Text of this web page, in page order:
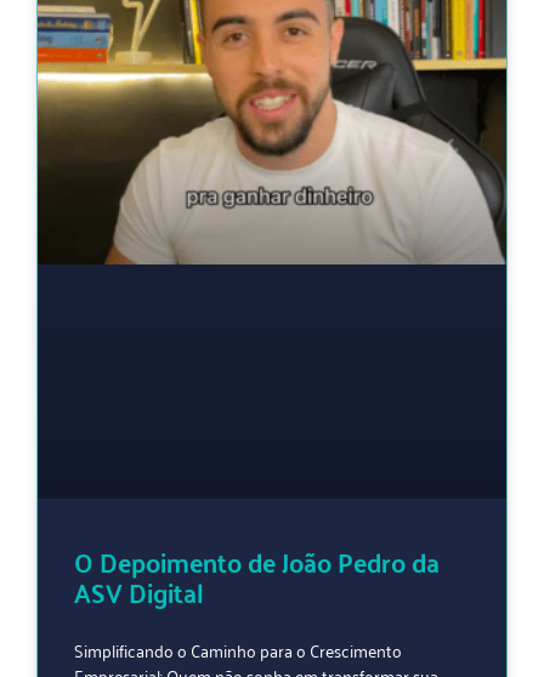
O Depoimento de João Pedro da
ASV Digital
Simplificando o Caminho para o Crescimento